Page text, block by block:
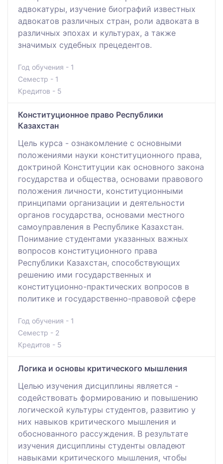
адвокатуры, изучение биографий известных
адвокатов различных стран, роли адвоката в
различных эпохах и культурах, а также
значимых судебных прецедентов.
Год обучения - 1
Семестр - 1
Кредитов - 5
Конституционное право Республики
Казахстан
Цель курса - ознакомление с основными
положениями науки конституционного права,
доктриной Конституции как основного закона
государства и общества, основами правового
положения личности, конституционными
принципами организации и деятельности
органов государства, основами местного
самоуправления в Республике Казахстан.
Понимание студентами указанных важных
вопросов конституционного права
Республики Казахстан, способствующих
решению ими государственных и
конституционно-практических вопросов в
политике и государственно-правовой сфере
Год обучения - 1
Семестр - 2
Кредитов - 5
Логика и основы критического мышления
Целью изучения дисциплины является -
содействовать формированию и повышению
логической культуры студентов, развитию у
них навыков критического мышления и
обоснованного рассуждения. В результате
изучения дисциплины студенты овладеют
навыками критического мышления, чтобы